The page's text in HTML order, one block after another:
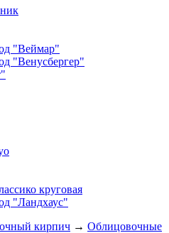
"Веймар"
"Венусбергер"
круговая
"Ландхаус"
кирпич → Облицовочные